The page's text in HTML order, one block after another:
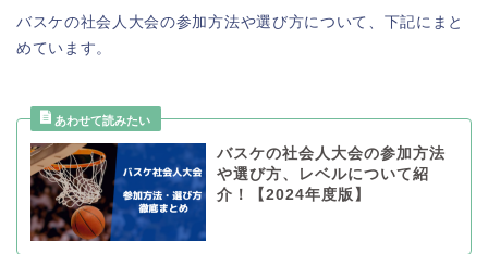
バスケの社会人大会の参加方法や選び方について、下記にまと
めています。
バスケの社会人大会の参加方法
や選び方、レベルについて紹
介！【2024年度版】